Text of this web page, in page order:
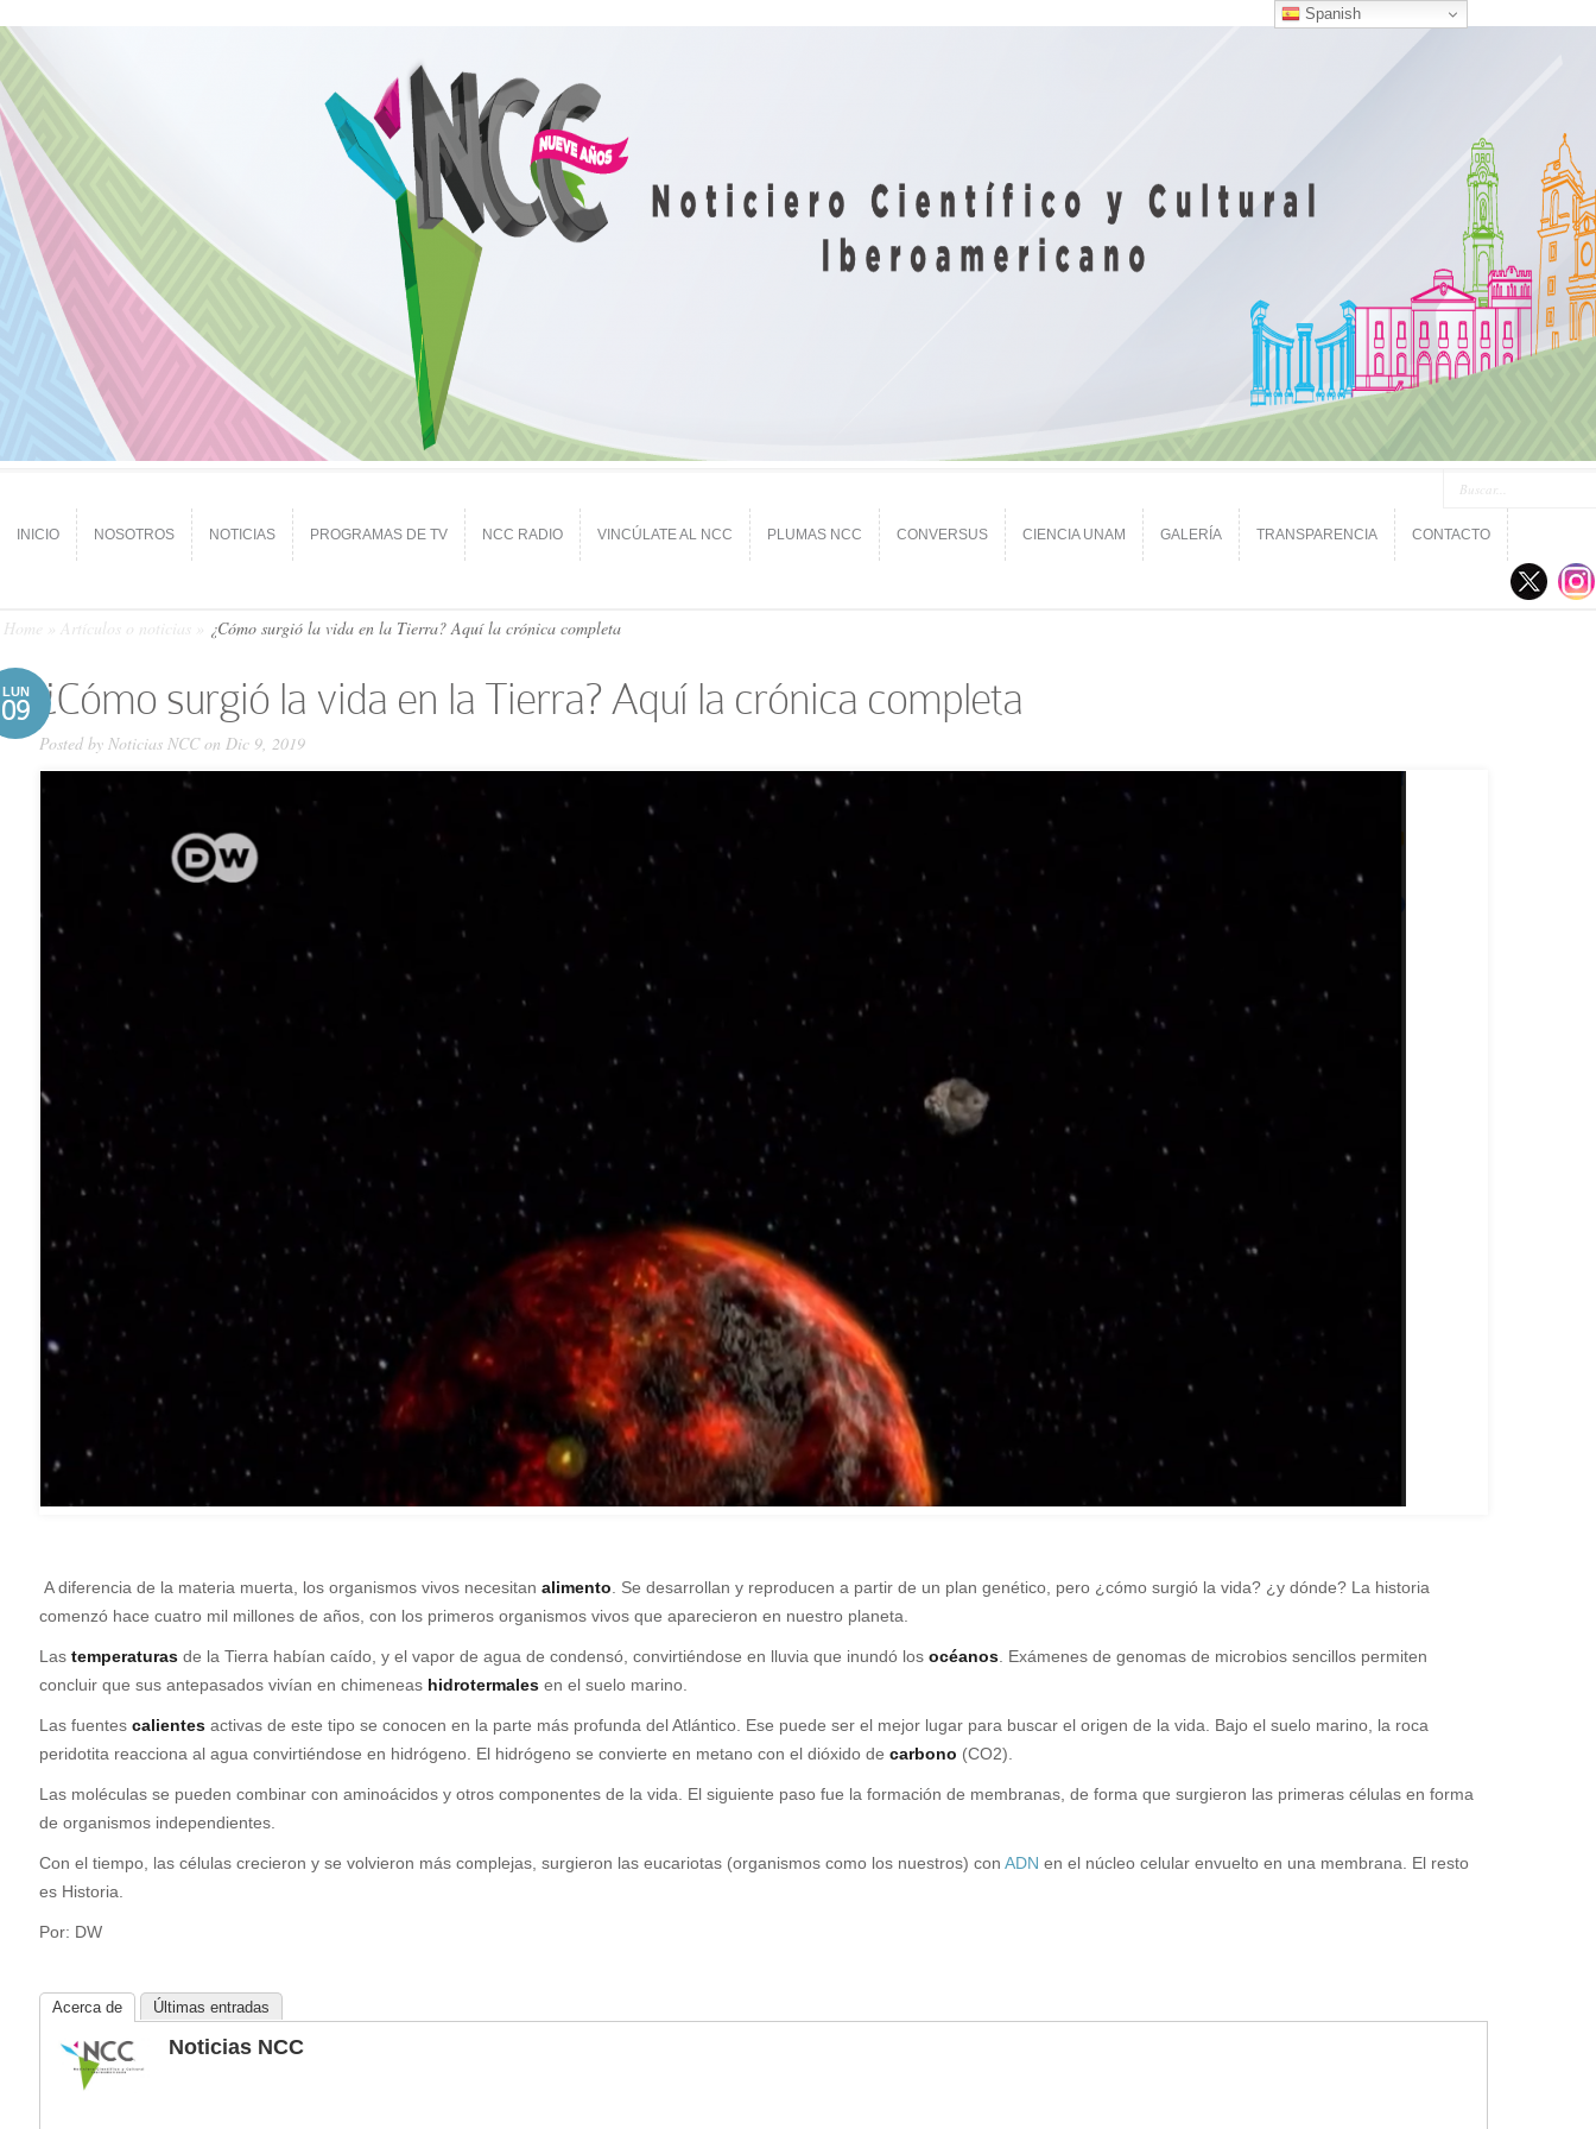
INICIO NOSOTROS NOTICIAS PROGRAMAS DE TV NCC RADIO VINCÚLATE AL NCC PLUMAS NCC CONVERSUS CIENCIA UNAM GALERÍA TRANSPARENCIA CONTACTO
Home Artículos o noticias ¿Cómo surgió la vida en la Tierra? Aquí la crónica completa
LUN
09 ¿Cómo surgió la vida en la Tierra? Aquí la crónica completa
Posted by Noticias NCCon Dic 9, 2019
A diferencia de la materia muerta, los organismos vivos necesitan alimento . Se desarrollan y reproducen a partir de un plan genético, pero ¿cómo surgió la vida? ¿y dónde? La historia
comenzó hace cuatro mil millones de años, con los primeros organismos vivos que aparecieron en nuestro planeta.
Las temperaturas de la Tierra habían caído, y el vapor de agua de condensó, convirtiéndose en lluvia que inundó los océanos . Exámenes de genomas de microbios sencillos permiten
concluir que sus antepasados vivían en chimeneas hidrotermales en el suelo marino.
Las fuentes calientes activas de este tipo se conocen en la parte más profunda del Atlántico. Ese puede ser el mejor lugar para buscar el origen de la vida. Bajo el suelo marino, la roca
peridotita reacciona al agua convirtiéndose en hidrógeno. El hidrógeno se convierte en metano con el dióxido de carbono (CO2).
Las moléculas se pueden combinar con aminoácidos y otros componentes de la vida. El siguiente paso fue la formación de membranas, de forma que surgieron las primeras células en forma
de organismos independientes.
Con el tiempo, las células crecieron y se volvieron más complejas, surgieron las eucariotas (organismos como los nuestros) con ADN en el núcleo celular envuelto en una membrana. El resto
es Historia.
Por: DW
Acerca de Últimas entradas
Noticias NCC
Spanish